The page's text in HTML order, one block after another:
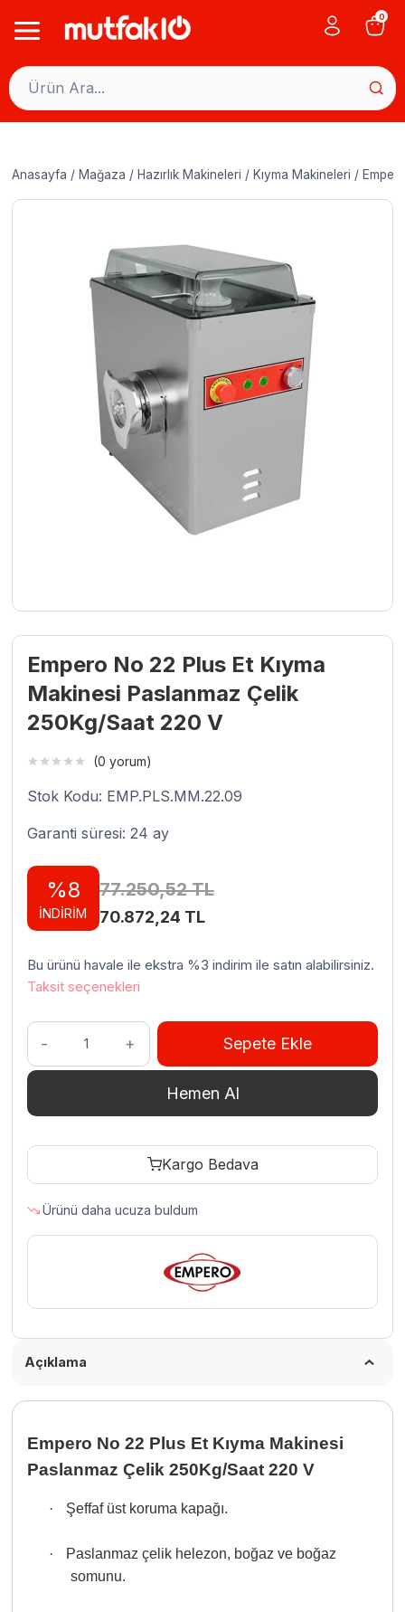
0
Anasayfa / Mağaza / Hazırlık Makineleri / Kıyma Makineleri /
Empero No 22 Plus Et Kıyma
Makinesi Paslanmaz Çelik
250Kg/Saat 220 V
(0 yorum)
Stok Kodu: EMP.PLS.MM.22.09
Garanti süresi: 24 ay
%8
İNDİRİM
77.250,52TL
Orijinal
77.250,52 TL.
70.872,24 TLŞu
fiyat:
Bu ürünü havale ile ekstra %3 indirim ile satın alabilirsiniz.
Taksit seçenekleri
Empero
No
22
Kıyma
Çelik
250Kg/Saat
adet
Sepete Ekle
Hemen Al
Kargo Bedava
Ürünü daha ucuza buldum
Açıklama
Empero No 22 Plus Et Kıyma Makinesi
Paslanmaz Çelik 250Kg/Saat 220 V
· Şeffaf üst koruma kapağı.
·
Paslanmaz çelik helezon, boğaz ve boğaz
somunu.